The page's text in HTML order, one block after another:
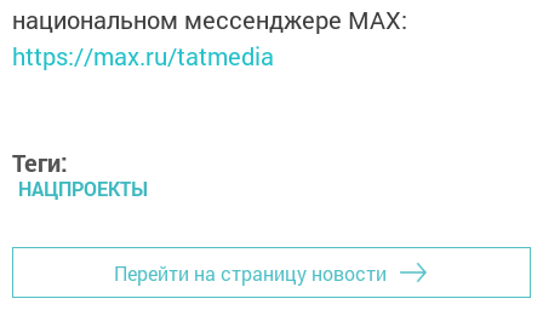
национальном мессенджере MАХ:
https://max.ru/tatmedia
Теги:
НАЦПРОЕКТЫ
Перейти на страницу новости